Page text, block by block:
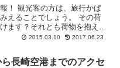
！ 観光客の方は、旅行かば
えることでしょう。 その荷
ます？それとも荷物を抱えて
テ...
2015.03.10 2017.06.23
長崎空港までのアクセ